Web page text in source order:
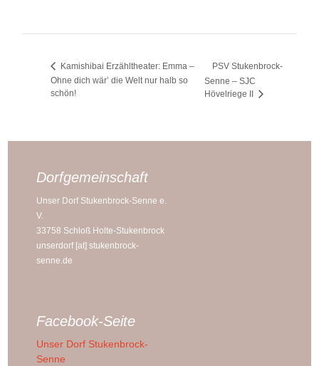
Kamishibai Erzähltheater: Emma –
Ohne dich wär’ die Welt nur halb so
schön!
PSV Stukenbrock-
Senne – SJC
Hövelriege II
Dorfgemeinschaft
Unser Dorf Stukenbrock-Senne e.
V.
33758 Schloß Holte-Stukenbrock
unserdorf [at] stukenbrock-
senne.de
Facebook-Seite
Unser Dorf Stukenbrock-
Senne